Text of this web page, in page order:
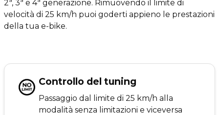
2ª, 3ª e 4ª generazione. Rimuovendo il limite di
velocità di 25 km/h puoi goderti appieno le prestazioni
della tua e-bike.
Controllo del tuning
Passaggio dal limite di 25 km/h alla
modalità senza limitazioni e viceversa